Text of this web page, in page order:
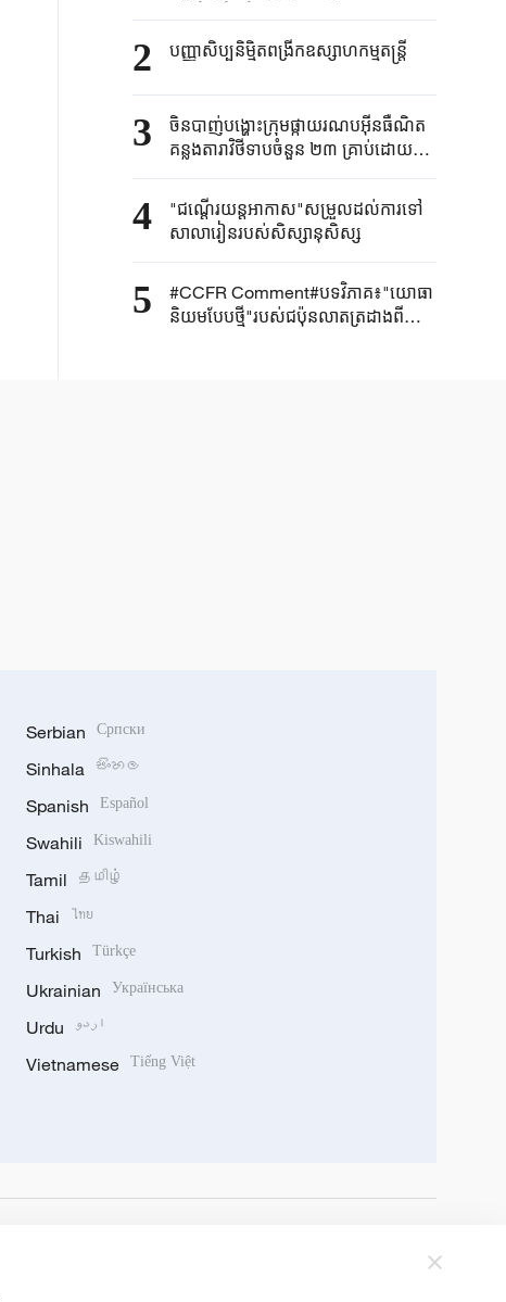
2 បញ្ញាសិប្បនិម្មិត​ពង្រីក​​ឧស្សាហកម្ម​តន្ត្រី​
3
ចិនបាញ់បង្ហោះ​ក្រុម​ផ្កាយរណប​​អ៊ីនធឺណិត​
គន្លងតារាវិថីទាប​ចំនួន ២៣ គ្រាប់ដោយ​
ជោគជ័យ​
4
"ជណ្តើរយន្ត​អាកាស"​សម្រួលដល់ការទៅ​
សាលារៀន​របស់​សិស្សានុសិស្ស​​
5
#CCFR Comment#បទវិភាគ៖"យោធា
និយមបែបថ្មី"របស់ជប៉ុនលាតត្រដាងពី
Serbian Српски
Sinhala සිංහල
Spanish Español
Swahili Kiswahili
Tamil தமிழ்
Thai ไทย
Turkish Türkçe
Ukrainian Українська
Urdu اردو
Vietnamese Tiếng Việt